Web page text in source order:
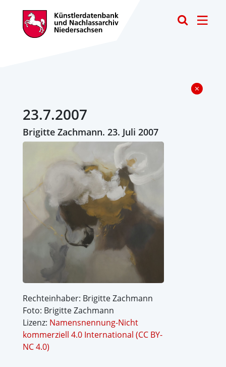
23.7.2007
Brigitte Zachmann. 23. Juli 2007
Rechteinhaber: Brigitte Zachmann
Foto: Brigitte Zachmann
Lizenz: Namensnennung-Nicht
kommerziell 4.0 International (CC BY-
NC 4.0)